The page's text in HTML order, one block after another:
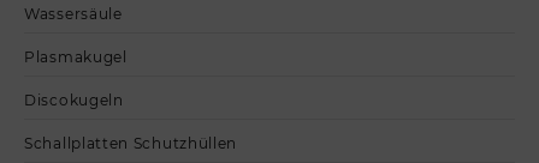
Wassersäule
Plasmakugel
Discokugeln
Schallplatten Schutzhüllen